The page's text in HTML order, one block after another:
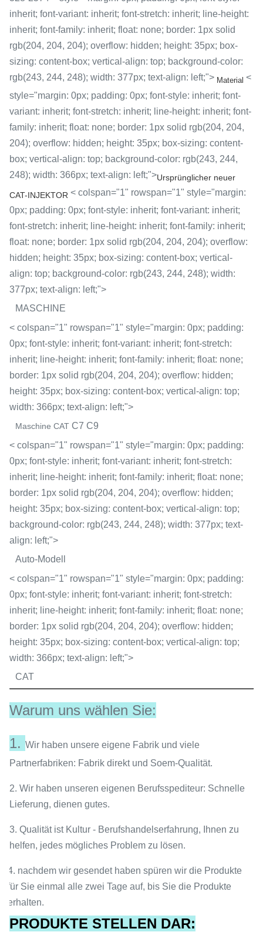
inherit; font-variant: inherit; font-stretch: inherit; line-height:
inherit; font-family: inherit; float: none; border: 1px solid
rgb(204, 204, 204); overflow: hidden; height: 35px; box-
sizing: content-box; vertical-align: top; background-color:
rgb(243, 244, 248); width: 377px; text-align: left;"> Material <
style="margin: 0px; padding: 0px; font-style: inherit; font-
variant: inherit; font-stretch: inherit; line-height: inherit; font-
family: inherit; float: none; border: 1px solid rgb(204, 204,
204); overflow: hidden; height: 35px; box-sizing: content-
box; vertical-align: top; background-color: rgb(243, 244,
248); width: 366px; text-align: left;">Ursprünglicher neuer
CAT-INJEKTOR < colspan="1" rowspan="1" style="margin:
0px; padding: 0px; font-style: inherit; font-variant: inherit;
font-stretch: inherit; line-height: inherit; font-family: inherit;
float: none; border: 1px solid rgb(204, 204, 204); overflow:
hidden; height: 35px; box-sizing: content-box; vertical-
align: top; background-color: rgb(243, 244, 248); width:
377px; text-align: left;">
MASCHINE
< colspan="1" rowspan="1" style="margin: 0px; padding:
0px; font-style: inherit; font-variant: inherit; font-stretch:
inherit; line-height: inherit; font-family: inherit; float: none;
border: 1px solid rgb(204, 204, 204); overflow: hidden;
height: 35px; box-sizing: content-box; vertical-align: top;
width: 366px; text-align: left;">
Maschine CAT C7 C9
< colspan="1" rowspan="1" style="margin: 0px; padding:
0px; font-style: inherit; font-variant: inherit; font-stretch:
inherit; line-height: inherit; font-family: inherit; float: none;
border: 1px solid rgb(204, 204, 204); overflow: hidden;
height: 35px; box-sizing: content-box; vertical-align: top;
background-color: rgb(243, 244, 248); width: 377px; text-
align: left;">
Auto-Modell
< colspan="1" rowspan="1" style="margin: 0px; padding:
0px; font-style: inherit; font-variant: inherit; font-stretch:
inherit; line-height: inherit; font-family: inherit; float: none;
border: 1px solid rgb(204, 204, 204); overflow: hidden;
height: 35px; box-sizing: content-box; vertical-align: top;
width: 366px; text-align: left;">
CAT
Warum uns wählen Sie:
1. Wir haben unsere eigene Fabrik und viele
Partnerfabriken: Fabrik direkt und Soem-Qualität.
2. Wir haben unseren eigenen Berufsspediteur: Schnelle
Lieferung, dienen gutes.
3. Qualität ist Kultur - Berufshandelserfahrung, Ihnen zu
helfen, jedes mögliches Problem zu lösen.
4. nachdem wir gesendet haben spüren wir die Produkte
für Sie einmal alle zwei Tage auf, bis Sie die Produkte
erhalten.
PRODUKTE STELLEN DAR: